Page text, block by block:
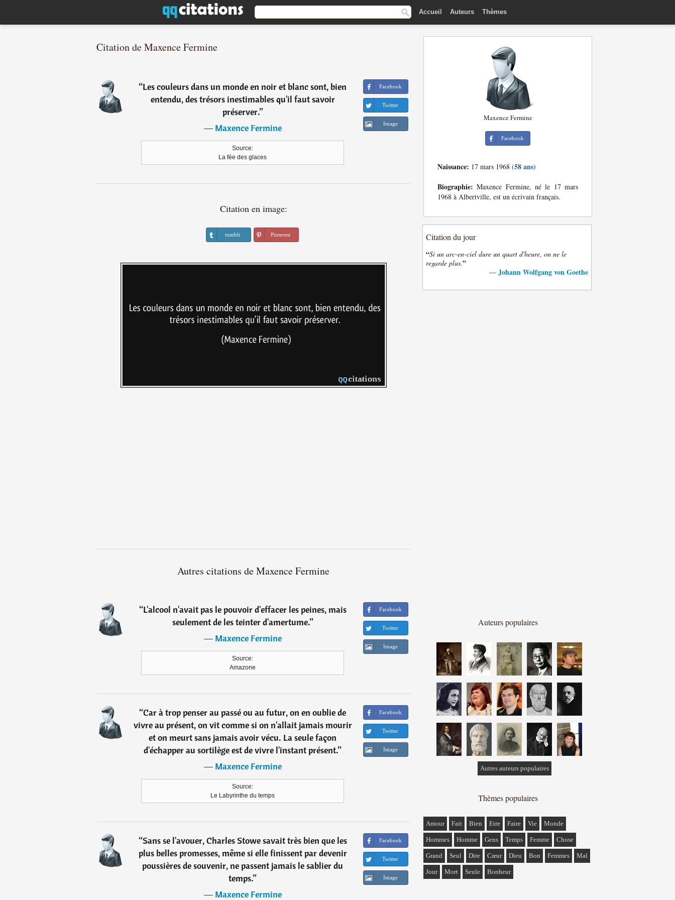
Accueil Auteurs Thèmes
Citation de Maxence Fermine
“Les couleurs dans un monde en noir et blanc sont, bien
entendu, des trésors inestimables qu'il faut savoir
préserver.”
―Maxence Fermine
Source:
La fée des glaces
Facebook
Twitter
Image
Citation en image:
tumblr Pinterest
Autres citations de Maxence Fermine
“L'alcool n'avait pas le pouvoir d'effacer les peines, mais
seulement de les teinter d'amertume.”
―Maxence Fermine
Source:
Amazone
Facebook
Twitter
Image
“Car à trop penser au passé ou au futur, on en oublie de
vivre au présent, on vit comme si on n'allait jamais mourir
et on meurt sans jamais avoir vécu. La seule façon
d'échapper au sortilège est de vivre l'instant présent.”
―Maxence Fermine
Source:
Le Labyrinthe du temps
Facebook
Twitter
Image
“Sans se l'avouer, Charles Stowe savait très bien que les
plus belles promesses, même si elle finissent par devenir
poussières de souvenir, ne passent jamais le sablier du
temps.”
―Maxence Fermine
Facebook
Twitter
Image
Maxence Fermine
Facebook
Naissance: 17 mars 1968 (58 ans)
Biographie: Maxence Fermine, né le 17 mars
1968 à Albertville, est un écrivain français.
Citation du jour
“Si un arc-en-ciel dure un quart d'heure, on ne le
regarde plus.”
— Johann Wolfgang von Goethe
Auteurs populaires
Autres auteurs populaires
Thèmes populaires
Amour Fait Bien Etre Faire Vie Monde
Hommes Homme Gens Temps Femme Chose
Grand Seul Dire Cœur Dieu Bon Femmes Mal
Jour Mort Seule Bonheur